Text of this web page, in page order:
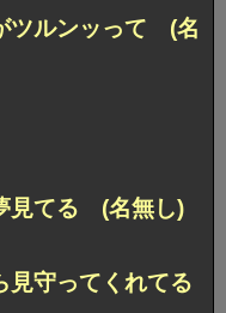
ツルンッって (名
見てる (名無し)
見守ってくれてる